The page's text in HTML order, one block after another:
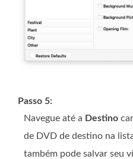
Passo 5:
Navegue até a Destino
de DVD de destino na
também pode salvar seu